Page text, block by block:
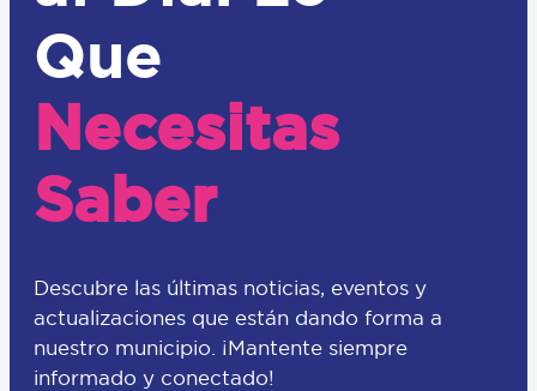
Que
Necesitas
Saber
Descubre las últimas noticias, eventos y
actualizaciones que están dando forma a
nuestro municipio. ¡Mantente siempre
informado y conectado!